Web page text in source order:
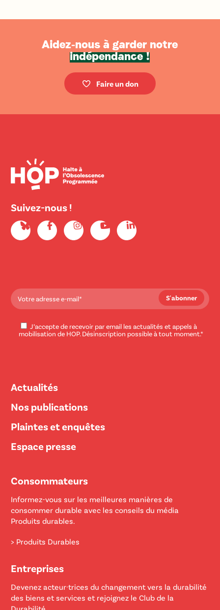
Aidez-nous à garder notre
indépendance !
Faire un don
Suivez-nous !
J’accepte de recevoir par email les actualités et appels à
mobilisation de HOP. Désinscription possible à tout moment.*
Actualités
Nos publications
Plaintes et enquêtes
Espace presse
Consommateurs
Informez-vous sur les meilleures manières de
consommer durable avec les conseils du média
Produits durables.
> Produits Durables
Entreprises
Devenez acteur·trices du changement vers la durabilité
des biens et services et rejoignez le Club de la